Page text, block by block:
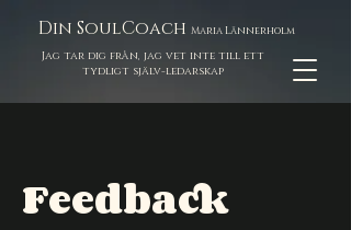
Din SoulCoach Maria Lännerholm
Jag tar dig från, jag vet inte till ett
tydligt själv-ledarskap
Feedback